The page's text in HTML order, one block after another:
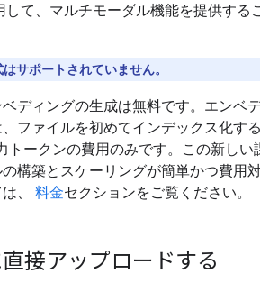
て、マルチモーダル機能を提供する
サポートされていません。
ディングの生成は無料です。エンベ
ファイルを初めてインデックス化する
トークンの費用のみです。この新しい
構築とスケーリングが簡単かつ費用
、 料金セクションをご覧ください。
接アップロードする